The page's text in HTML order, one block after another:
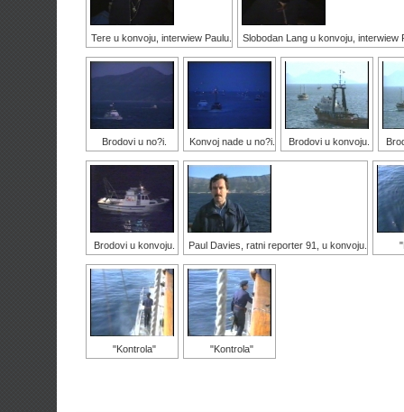
Tere u konvoju, interwiew Paulu. Slobodan Lang u konvoju, interwiew
Brodovi u no?i. Konvoj nade u no?i. Brodovi u konvoju.
Brodovi u konvoju. Paul Davies, ratni reporter 91, u konvoju.
"Kontrola" "Kontrola"